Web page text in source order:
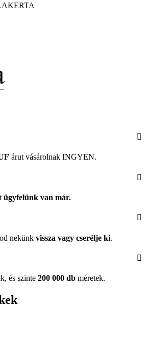
árut vásárolnak INGYEN.
ügyfelünk van már.
nekünk vissza vagy cserélje ki.
és szinte 200 000 db méretek.